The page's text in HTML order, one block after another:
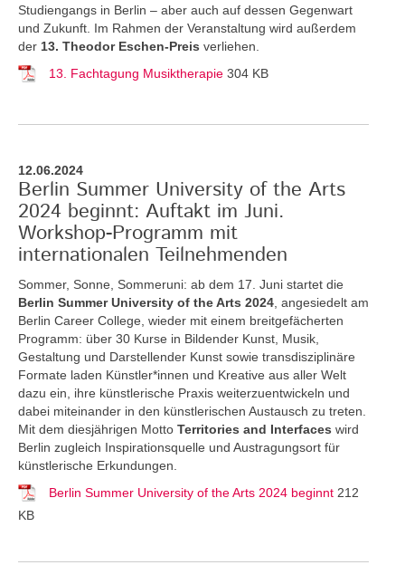
Studiengangs in Berlin – aber auch auf dessen Gegenwart
und Zukunft. Im Rahmen der Veranstaltung wird außerdem
der 13. Theodor Eschen-Preis verliehen.
13. Fachtagung Musiktherapie 304 KB
12.06.2024
Berlin Summer University of the Arts
2024 beginnt: Auftakt im Juni.
Workshop-Programm mit
internationalen Teilnehmenden
Sommer, Sonne, Sommeruni: ab dem 17. Juni startet die
Berlin Summer University of the Arts 2024 , angesiedelt am
Berlin Career College, wieder mit einem breitgefächerten
Programm: über 30 Kurse in Bildender Kunst, Musik,
Gestaltung und Darstellender Kunst sowie transdisziplinäre
Formate laden Künstler*innen und Kreative aus aller Welt
dazu ein, ihre künstlerische Praxis weiterzuentwickeln und
dabei miteinander in den künstlerischen Austausch zu treten.
Mit dem diesjährigen Motto Territories and Interfaces wird
Berlin zugleich Inspirationsquelle und Austragungsort für
künstlerische Erkundungen.
Berlin Summer University of the Arts 2024 beginnt 212
KB